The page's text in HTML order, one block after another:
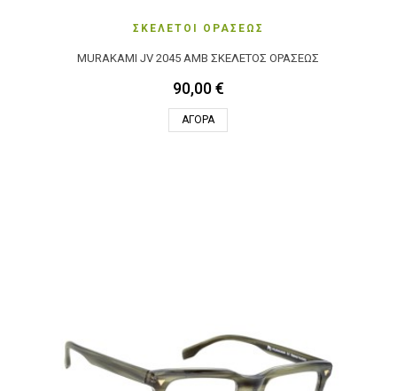
ΣΚΕΛΕΤΟΙ ΟΡΑΣΕΩΣ
MURAKAMI JV 2045 AMB ΣΚΕΛΕΤΌΣ ΟΡΆΣΕΩΣ
90,00 €
ΑΓΟΡΆ